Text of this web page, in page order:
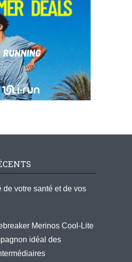
de votre santé et de vos
Merinos Cool-Lite
idéal des